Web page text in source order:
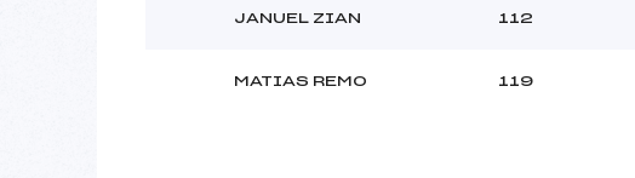
JANUEL ZIAN 112
MATIAS REMO 119